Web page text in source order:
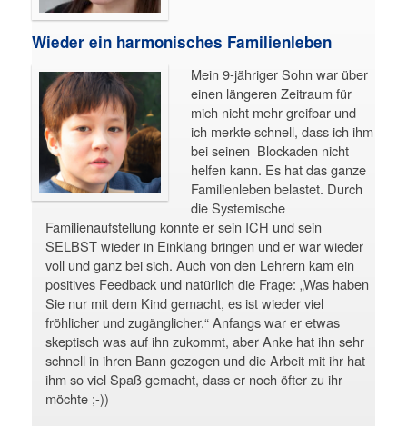
Wieder ein harmonisches Familienleben
Mein 9-jähriger Sohn war über
einen längeren Zeitraum für
mich nicht mehr greifbar und
ich merkte schnell, dass ich ihm
bei seinen Blockaden nicht
helfen kann. Es hat das ganze
Familienleben belastet. Durch
die Systemische
Familienaufstellung konnte er sein ICH und sein
SELBST wieder in Einklang bringen und er war wieder
voll und ganz bei sich. Auch von den Lehrern kam ein
positives Feedback und natürlich die Frage: „Was haben
Sie nur mit dem Kind gemacht, es ist wieder viel
fröhlicher und zugänglicher.“ Anfangs war er etwas
skeptisch was auf ihn zukommt, aber Anke hat ihn sehr
schnell in ihren Bann gezogen und die Arbeit mit ihr hat
ihm so viel Spaß gemacht, dass er noch öfter zu ihr
möchte ;-))